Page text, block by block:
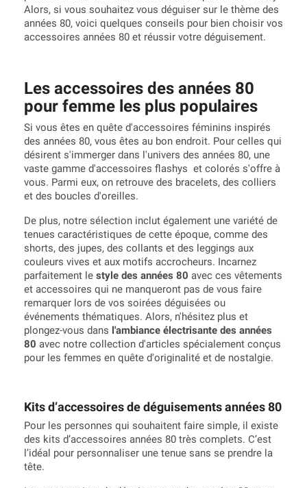
Alors, si vous souhaitez vous déguiser sur le thème des
années 80, voici quelques conseils pour bien choisir vos
accessoires années 80 et réussir votre déguisement.
Les accessoires des années 80
pour femme les plus populaires
Si vous êtes en quête d'accessoires féminins inspirés
des années 80, vous êtes au bon endroit. Pour celles qui
désirent s'immerger dans l'univers des années 80, une
vaste gamme d'accessoires flashys et colorés s'offre à
vous. Parmi eux, on retrouve des bracelets, des colliers
et des boucles d'oreilles.
De plus, notre sélection inclut également une variété de
tenues caractéristiques de cette époque, comme des
shorts, des jupes, des collants et des leggings aux
couleurs vives et aux motifs accrocheurs. Incarnez
parfaitement le style des années 80 avec ces vêtements
et accessoires qui ne manqueront pas de vous faire
remarquer lors de vos soirées déguisées ou
événements thématiques. Alors, n'hésitez plus et
plongez-vous dans l'ambiance électrisante des années
80 avec notre collection d'articles spécialement conçus
pour les femmes en quête d'originalité et de nostalgie.
Kits d’accessoires de déguisements années 80
Pour les personnes qui souhaitent faire simple, il existe
des kits d’accessoires années 80 très complets. C’est
l’idéal pour personnaliser une tenue sans se prendre la
tête.